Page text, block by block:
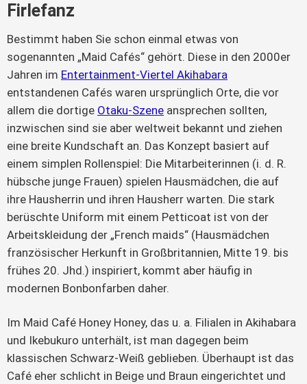
Firlefanz
Bestimmt haben Sie schon einmal etwas von
sogenannten „Maid Cafés“ gehört. Diese in den 2000er
Jahren im Entertainment-Viertel Akihabara
entstandenen Cafés waren ursprünglich Orte, die vor
allem die dortige Otaku-Szene ansprechen sollten,
inzwischen sind sie aber weltweit bekannt und ziehen
eine breite Kundschaft an. Das Konzept basiert auf
einem simplen Rollenspiel: Die Mitarbeiterinnen (i. d. R.
hübsche junge Frauen) spielen Hausmädchen, die auf
ihre Hausherrin und ihren Hausherr warten. Die stark
berüschte Uniform mit einem Petticoat ist von der
Arbeitskleidung der „French maids“ (Hausmädchen
französischer Herkunft in Großbritannien, Mitte 19. bis
frühes 20. Jhd.) inspiriert, kommt aber häufig in
modernen Bonbonfarben daher.
Im Maid Café Honey Honey, das u. a. Filialen in Akihabara
und Ikebukuro unterhält, ist man dagegen beim
klassischen Schwarz-Weiß geblieben. Überhaupt ist das
Café eher schlicht in Beige und Braun eingerichtet und